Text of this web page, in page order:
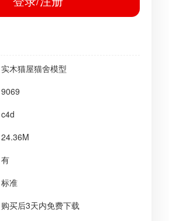
实木猫屋猫舍模型
9069
c4d
24.36M
有
标准
购买后3天内免费下载